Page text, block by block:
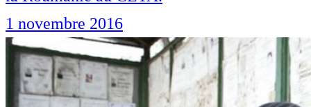
1 novembre 2016